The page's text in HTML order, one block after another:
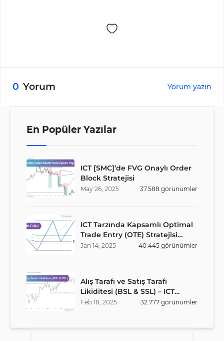
0 Yorum Yorum yazın
En Popüler Yazılar
ICT [SMC]’de FVG Onaylı Order
Block Stratejisi
May 26, 2025 37.588 görünümler
ICT Tarzında Kapsamlı Optimal
Trade Entry (OTE) Stratejisi
Rehberi
Jan 14, 2025 40.445 görünümler
Alış Tarafı ve Satış Tarafı
Likiditesi (BSL & SSL) – ICT
Stratejisi
Feb 18, 2025 32.777 görünümler